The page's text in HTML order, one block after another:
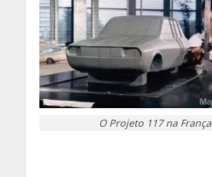
O Projeto 117 na França